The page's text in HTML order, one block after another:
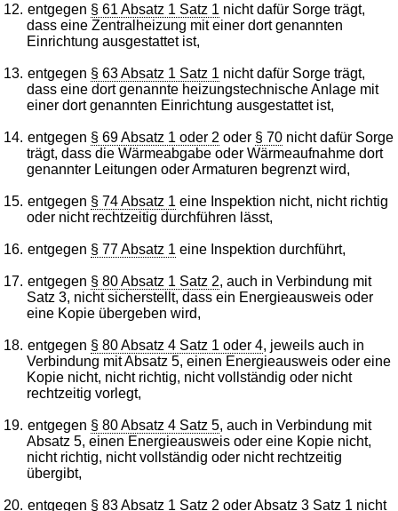
12. entgegen § 61 Absatz 1 Satz 1 nicht dafür Sorge trägt,
dass eine Zentralheizung mit einer dort genannten
Einrichtung ausgestattet ist,
13. entgegen § 63 Absatz 1 Satz 1 nicht dafür Sorge trägt,
dass eine dort genannte heizungstechnische Anlage mit
einer dort genannten Einrichtung ausgestattet ist,
14. entgegen § 69 Absatz 1 oder 2 oder § 70 nicht dafür Sorge
trägt, dass die Wärmeabgabe oder Wärmeaufnahme dort
genannter Leitungen oder Armaturen begrenzt wird,
15. entgegen § 74 Absatz 1 eine Inspektion nicht, nicht richtig
oder nicht rechtzeitig durchführen lässt,
16. entgegen § 77 Absatz 1 eine Inspektion durchführt,
17. entgegen § 80 Absatz 1 Satz 2, auch in Verbindung mit
Satz 3, nicht sicherstellt, dass ein Energieausweis oder
eine Kopie übergeben wird,
18. entgegen § 80 Absatz 4 Satz 1 oder 4, jeweils auch in
Verbindung mit Absatz 5, einen Energieausweis oder eine
Kopie nicht, nicht richtig, nicht vollständig oder nicht
rechtzeitig vorlegt,
19. entgegen § 80 Absatz 4 Satz 5, auch in Verbindung mit
Absatz 5, einen Energieausweis oder eine Kopie nicht,
nicht richtig, nicht vollständig oder nicht rechtzeitig
übergibt,
20. entgegen § 83 Absatz 1 Satz 2 oder Absatz 3 Satz 1 nicht